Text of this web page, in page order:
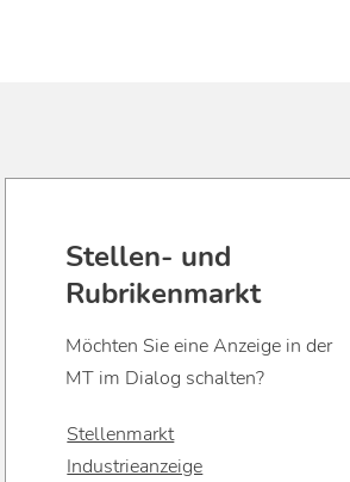
Stellen- und
Rubrikenmarkt
Möchten Sie eine Anzeige in der
MT im Dialog schalten?
Stellenmarkt
Industrieanzeige